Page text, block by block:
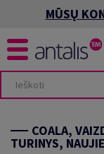
MŪSŲ
COALA,
TURINYS,